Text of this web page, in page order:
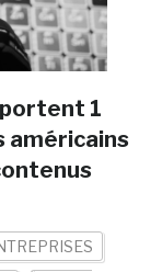
1
américains